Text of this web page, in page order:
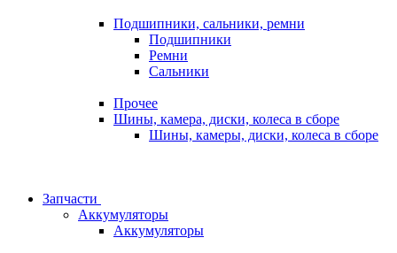
Подшипники, сальники, ремни
Подшипники
Ремни
Сальники
Прочее
Шины, камера, диски, колеса в сборе
Шины, камеры, диски, колеса в сборе
Запчасти
Аккумуляторы
Аккумуляторы